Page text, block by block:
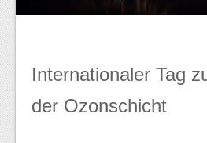
Internationaler Tag
der Ozonschicht